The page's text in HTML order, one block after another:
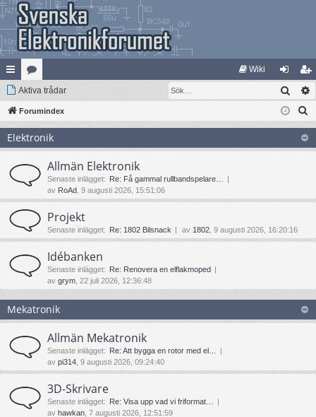
na
bb
lä
nk
ar
at
eg
ori
er
Wiki
og
ga
li
m
ed
le
Aktiva trådar Sök
Forumindex
Elektronik
Allmän Elektronik
Senaste inlägget: Re: Få gammal rullbandspelare…
av RoAd , 9 augusti 2026, 15:51:06
Projekt
Senaste inlägget: Re: 1802 Bilsnack av 1802 , 9 augusti 2026, 16:20:16
Idébanken
Senaste inlägget: Re: Renovera en elflakmoped
av grym , 22 juli 2026, 12:36:48
Mekatronik
Allmän Mekatronik
Senaste inlägget: Re: Att bygga en rotor med el…
av pi314 , 9 augusti 2026, 09:24:40
3D-Skrivare
Senaste inlägget: Re: Visa upp vad vi friformat…
av hawkan , 7 augusti 2026, 12:51:59